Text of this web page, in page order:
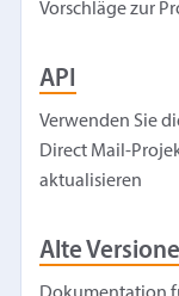
Vorschläge zur
API
Verwenden Sie
Direct Mail-
aktualisieren
Alte